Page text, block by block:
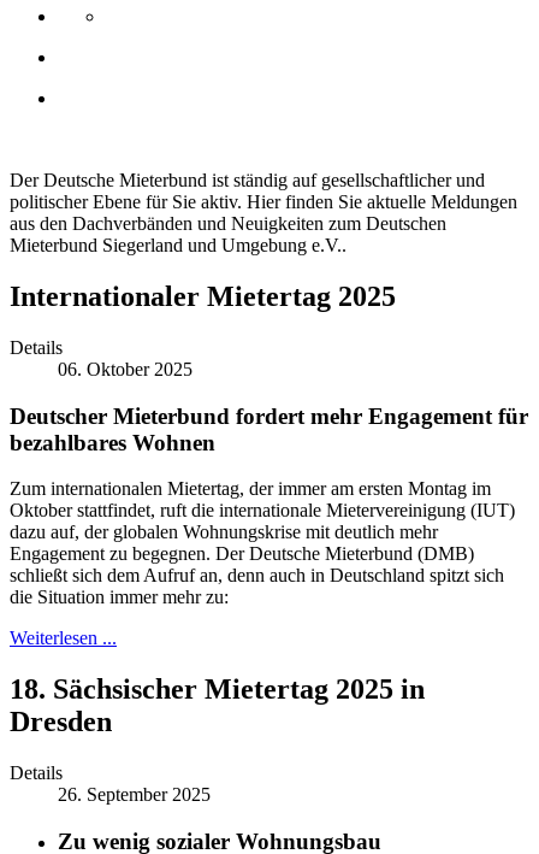
Der Deutsche Mieterbund ist ständig auf gesellschaftlicher und
politischer Ebene für Sie aktiv. Hier finden Sie aktuelle Meldungen
aus den Dachverbänden und Neuigkeiten zum Deutschen
Mieterbund Siegerland und Umgebung e.V..
Internationaler Mietertag 2025
Details
06. Oktober 2025
Deutscher Mieterbund fordert mehr Engagement für
bezahlbares Wohnen
Zum internationalen Mietertag, der immer am ersten Montag im
Oktober stattfindet, ruft die internationale Mietervereinigung (IUT)
dazu auf, der globalen Wohnungskrise mit deutlich mehr
Engagement zu begegnen. Der Deutsche Mieterbund (DMB)
schließt sich dem Aufruf an, denn auch in Deutschland spitzt sich
die Situation immer mehr zu:
Weiterlesen ...
18. Sächsischer Mietertag 2025 in
Dresden
Details
26. September 2025
Zu wenig sozialer Wohnungsbau